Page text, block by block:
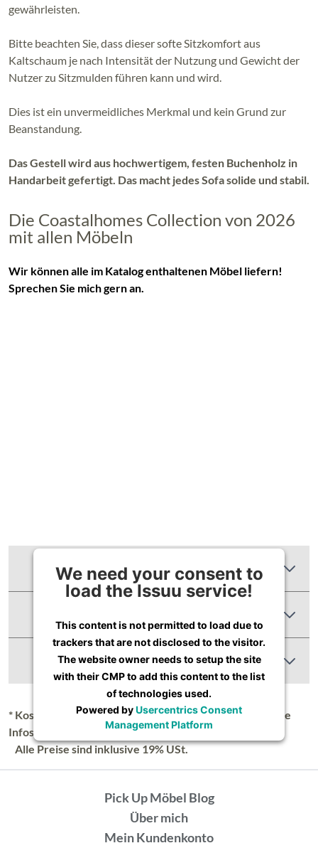
gewährleisten.
Bitte beachten Sie, dass dieser softe Sitzkomfort aus
Kaltschaum je nach Intensität der Nutzung und Gewicht der
Nutzer zu Sitzmulden führen kann und wird.
Dies ist ein unvermeidliches Merkmal und kein Grund zur
Beanstandung.
Das Gestell wird aus hochwertigem, festen Buchenholz in
Handarbeit gefertigt. Das macht jedes Sofa solide und stabil.
Die Coastalhomes Collection von 2026
mit allen Möbeln
Wir können alle im Katalog enthaltenen Möbel liefern!
Sprechen Sie mich gern an.
We need your consent to
load the Issuu service!
This content is not permitted to load due to
trackers that are not disclosed to the visitor.
The website owner needs to setup the site
with their CMP to add this content to the list
of technologies used.
Powered byUsercentrics Consent
Management Platform
Zusätzliche Informationen
Abbildung Ähnlich
* Kostenloser Versand in Deutschland (Festland), nähere
Infos unter
Lieferung & Versand.
Alle Preise sind inklusive 19% USt.
Pick Up Möbel Blog
Über mich
Mein Kundenkonto